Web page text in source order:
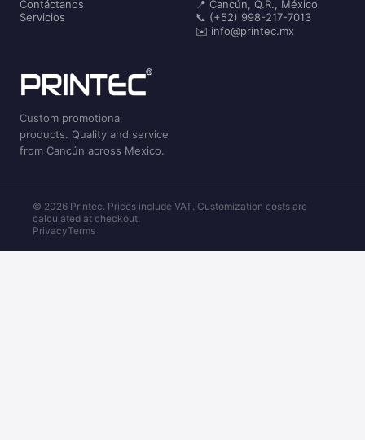
Contáctanos
Servicios
📍 Cancún, Q.R., México
📞 (+52) 998-217-7013
✉️ info@printec.mx
Custom promotional
products. Quality and service
from Cancún across Mexico.
© 2026 Printec. Prices include VAT. Customization costs are
calculated at checkout.
PrivacyTerms